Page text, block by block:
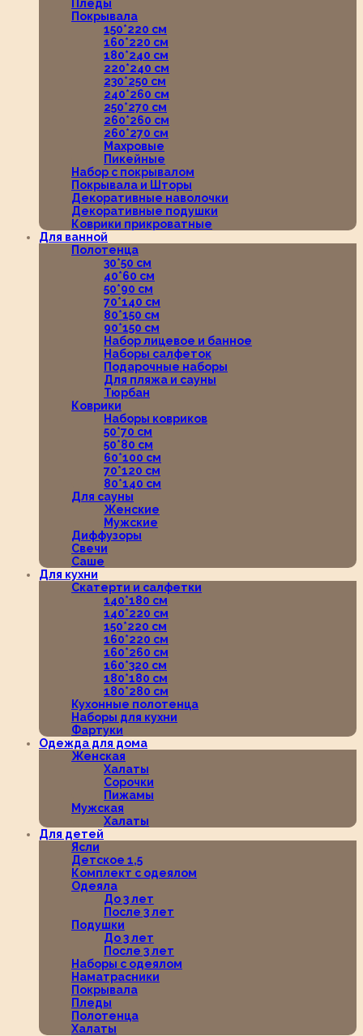
Пледы
Покрывала
150*220 см
160*220 см
180*240 см
220*240 см
230*250 см
240*260 см
250*270 см
260*260 см
260*270 см
Махровые
Пикейные
Набор с покрывалом
Покрывала и Шторы
Декоративные наволочки
Декоративные подушки
Коврики прикроватные
Для ванной
Полотенца
30*50 см
40*60 см
50*90 см
70*140 см
80*150 см
90*150 см
Набор лицевое и банное
Наборы салфеток
Подарочные наборы
Для пляжа и сауны
Тюрбан
Коврики
Наборы ковриков
50*70 см
50*80 см
60*100 см
70*120 см
80*140 см
Для сауны
Женские
Мужские
Диффузоры
Свечи
Саше
Для кухни
Скатерти и салфетки
140*180 см
140*220 см
150*220 см
160*220 см
160*260 см
160*320 см
180*180 см
180*280 см
Кухонные полотенца
Наборы для кухни
Фартуки
Одежда для дома
Женская
Халаты
Сорочки
Пижамы
Мужская
Халаты
Для детей
Ясли
Детское 1,5
Комплект с одеялом
Одеяла
До 3 лет
После 3 лет
Подушки
До 3 лет
После 3 лет
Наборы с одеялом
Наматрасники
Покрывала
Пледы
Полотенца
Халаты